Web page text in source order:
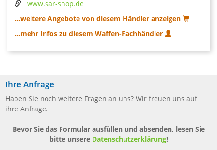
www.sar-shop.de
...weitere Angebote von diesem Händler anzeigen
...mehr Infos zu diesem Waffen-Fachhändler
Ihre Anfrage
Haben Sie noch weitere Fragen an uns? Wir freuen uns auf
ihre Anfrage.
Bevor Sie das Formular ausfüllen und absenden, lesen Sie
bitte unsere Datenschutzerklärung!